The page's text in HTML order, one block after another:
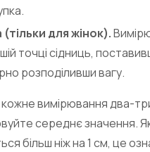
для жінок).
точці сідниць,
розподіливши вагу.
вимірювання два-
середнє значення.
більш ніж на 1 см, це